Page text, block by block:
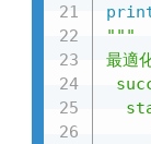
"""
最